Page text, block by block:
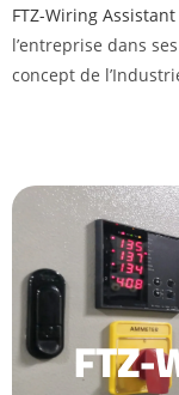
FTZ-Wiring Assistant
l’entreprise dans
concept de